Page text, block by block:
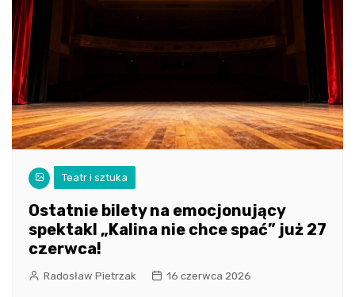
Teatr i sztuka
Ostatnie bilety na emocjonujący
spektakl „Kalina nie chce spać” już 27
czerwca!
Radosław Pietrzak 16 czerwca 2026